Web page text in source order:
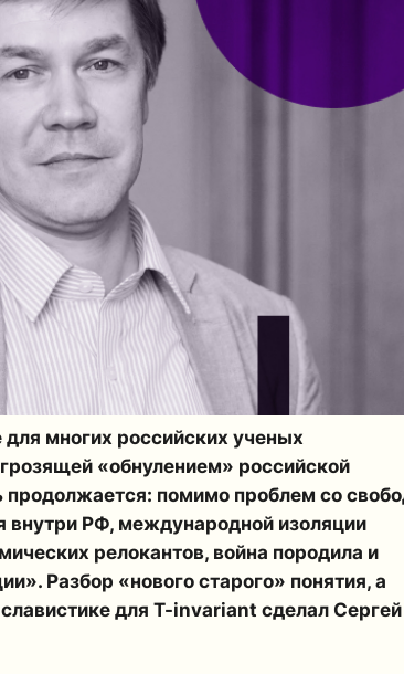
многих российских ученых
«обнулением» российской
продолжается: помимо проблем со
внутри РФ, международной изоляции
релокантов, война породила и
Разбор «нового старого» понятия, а
для T-invariant сделал Сергей